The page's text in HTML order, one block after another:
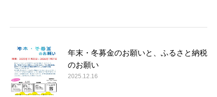
年末・冬募金のお願いと、ふるさと納税
のお願い
2025.12.16